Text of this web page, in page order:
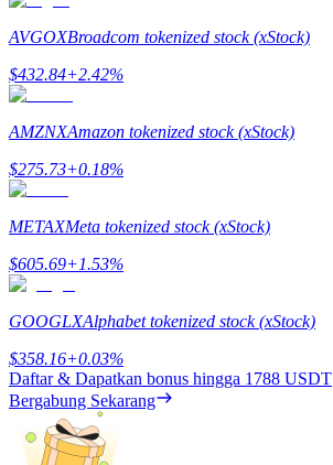
Mempertaruhkan
Pengembalian tinggi & akses instan
Launchpool
AVGOXBroadcom tokenized stock (xStock)
$432.84+2.42%
AMZNXAmazon tokenized stock (xStock)
$275.73+0.18%
METAXMeta tokenized stock (xStock)
$605.69+1.53%
GOOGLXAlphabet tokenized stock (xStock)
$358.16+0.03%
Daftar & Dapatkan bonus hingga 1788 USDT
Bergabung Sekarang